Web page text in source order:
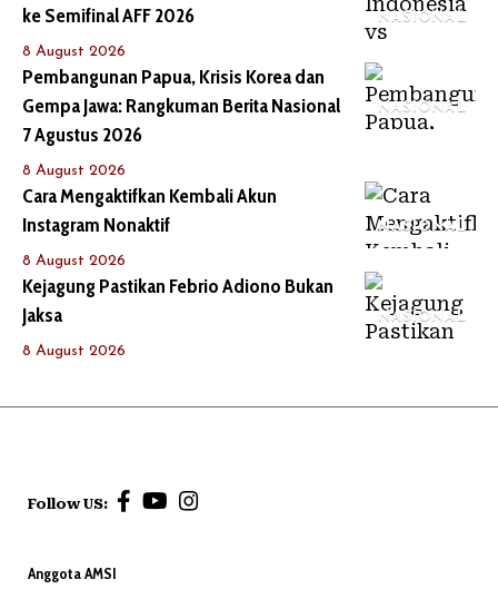
NASIONAL
ke Semifinal AFF 2026
8 August 2026
NASIONAL
Pembangunan Papua, Krisis Korea dan
Gempa Jawa: Rangkuman Berita Nasional
7 Agustus 2026
8 August 2026
NASIONAL
Cara Mengaktifkan Kembali Akun
Instagram Nonaktif
8 August 2026
NASIONAL
Kejagung Pastikan Febrio Adiono Bukan
Jaksa
8 August 2026
Follow US:
Anggota AMSI